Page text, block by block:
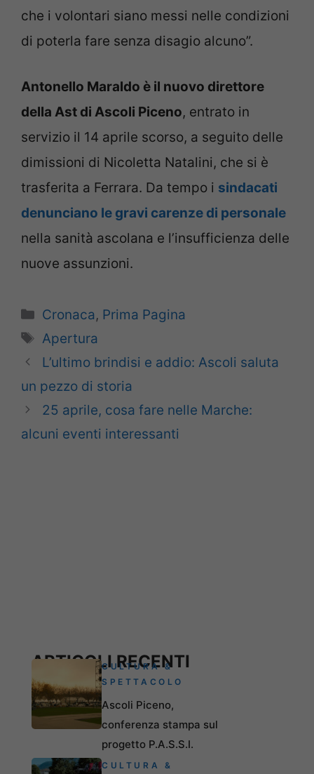
che i volontari siano messi nelle condizioni
di poterla fare senza disagio alcuno”.
Antonello Maraldo è il nuovo direttore
della Ast di Ascoli Piceno, entrato in
servizio il 14 aprile scorso, a seguito delle
dimissioni di Nicoletta Natalini, che si è
trasferita a Ferrara. Da tempo i sindacati
denunciano le gravi carenze di personale
nella sanità ascolana e l’insufficienza delle
nuove assunzioni.
Categorie
Cronaca, Prima Pagina
Tag
Apertura
L’ultimo brindisi e addio: Ascoli saluta
un pezzo di storia
25 aprile, cosa fare nelle Marche:
alcuni eventi interessanti
ARTICOLI RECENTI
CULTURA &
SPETTACOLO
Ascoli Piceno,
conferenza stampa sul
progetto P.A.S.S.I.
CULTURA &